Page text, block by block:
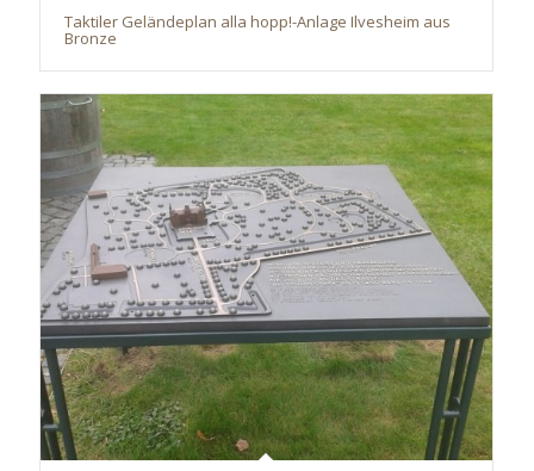
Taktiler Geländeplan alla hopp!-Anlage Ilvesheim aus
Bronze